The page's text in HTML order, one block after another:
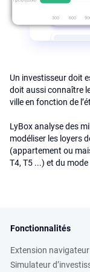
Un investisseur doit
doit aussi connaître
ville en fonction de
LyBox analyse des
modéliser les loyers
(appartement ou
T4, T5 ...) et du
Fonctionnalités
Extension navigateur
Simulateur